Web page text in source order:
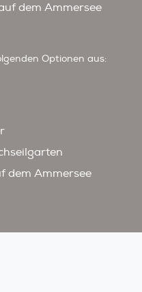
dem Ammersee
Optionen aus:
dem Ammersee